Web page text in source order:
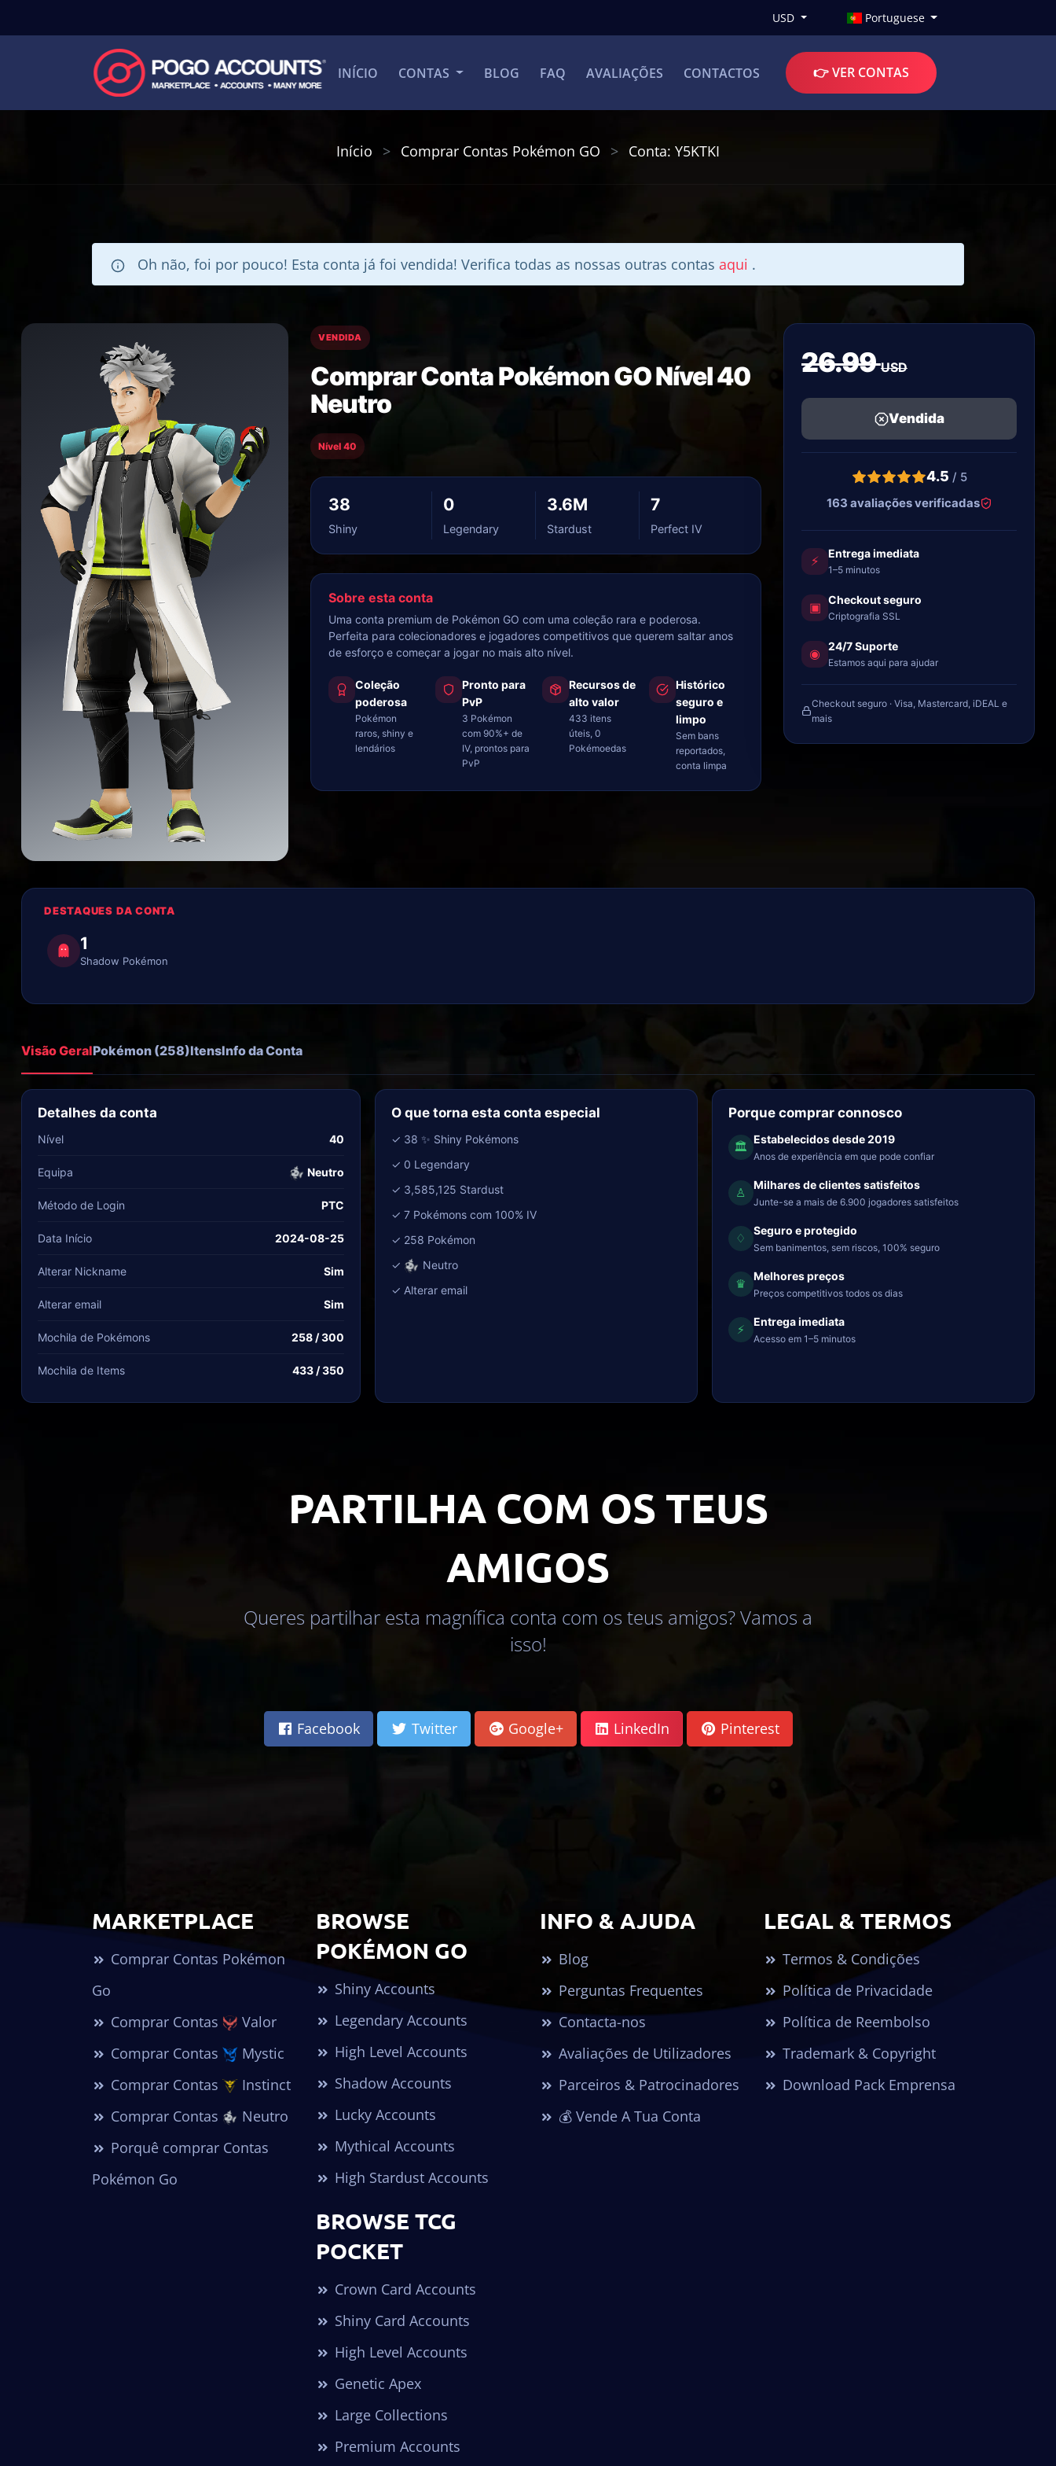
USD Portuguese
INÍCIO CONTAS BLOG FAQ AVALIAÇÕES CONTACTOS 👉 VER CONTAS
Início Comprar Contas Pokémon GO Conta: Y5KTKI
Oh não, foi por pouco! Esta conta já foi vendida! Verifica todas as nossas outras contas aqui .
VENDIDA
Comprar Conta Pokémon GO Nível 40
Neutro
Nível 40
38
Shiny
0
Legendary
3.6M
Stardust
7
Perfect IV
Sobre esta conta
Uma conta premium de Pokémon GO com uma coleção rara e poderosa.
Perfeita para colecionadores e jogadores competitivos que querem saltar anos
de esforço e começar a jogar no mais alto nível.
Coleção
poderosa
Pokémon
raros, shiny e
lendários
Pronto para
PvP
3 Pokémon
com 90%+ de
IV, prontos para
PvP
Recursos de
alto valor
433 itens
úteis, 0
Pokémoedas
Histórico
seguro e
limpo
Sem bans
reportados,
conta limpa
26.99USD
Vendida
4.5 / 5
163 avaliações verificadas
⚡ Entrega imediata
1–5 minutos
▣ Checkout seguro
Criptografia SSL
◉ 24/7 Suporte
Estamos aqui para ajudar
Checkout seguro · Visa, Mastercard, iDEAL e
mais
DESTAQUES DA CONTA
1
Shadow Pokémon
Visão GeralPokémon (258)ItensInfo da Conta
Detalhes da conta
Nível 40
Equipa Neutro
Método de Login PTC
Data Início 2024-08-25
Alterar Nickname Sim
Alterar email Sim
Mochila de Pokémons 258 / 300
Mochila de Items 433 / 350
O que torna esta conta especial
✓ 38 ✨ Shiny Pokémons
✓ 0 Legendary
✓ 3,585,125 Stardust
✓ 7 Pokémons com 100% IV
✓ 258 Pokémon
✓
Neutro
✓ Alterar email
Porque comprar connosco
🏛
Estabelecidos desde 2019
Anos de experiência em que pode confiar
♙
Milhares de clientes satisfeitos
Junte-se a mais de 6.900 jogadores satisfeitos
♢
Seguro e protegido
Sem banimentos, sem riscos, 100% seguro
♛
Melhores preços
Preços competitivos todos os dias
⚡
Entrega imediata
Acesso em 1–5 minutos
PARTILHA COM OS TEUS
AMIGOS
Queres partilhar esta magnífica conta com os teus amigos? Vamos a
isso!
Facebook Twitter Google+ LinkedIn Pinterest
MARKETPLACE
Comprar Contas Pokémon
Go
Comprar Contas
Valor
Comprar Contas
Mystic
Comprar Contas
Instinct
Comprar Contas
Neutro
Porquê comprar Contas
Pokémon Go
BROWSE
POKÉMON GO
Shiny Accounts
Legendary Accounts
High Level Accounts
Shadow Accounts
Lucky Accounts
Mythical Accounts
High Stardust Accounts
BROWSE TCG
POCKET
Crown Card Accounts
Shiny Card Accounts
High Level Accounts
Genetic Apex
Large Collections
Premium Accounts
INFO & AJUDA
Blog
Perguntas Frequentes
Contacta-nos
Avaliações de Utilizadores
Parceiros & Patrocinadores
💰 Vende A Tua Conta
LEGAL & TERMOS
Termos & Condições
Política de Privacidade
Política de Reembolso
Trademark & Copyright
Download Pack Emprensa